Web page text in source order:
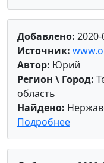
Добавлено:
Источник:
Автор: Юрий
Регион \ Город:
область
Найдено:
Подробнее